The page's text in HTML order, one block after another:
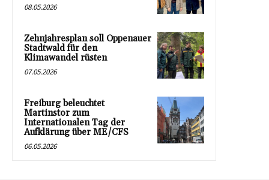
08.05.2026
Zehnjahresplan soll Oppenauer
Stadtwald für den
Klimawandel rüsten
07.05.2026
Freiburg beleuchtet
Martinstor zum
Internationalen Tag der
Aufklärung über ME/CFS
06.05.2026